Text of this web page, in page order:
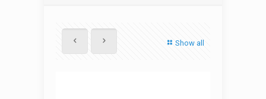
Show all